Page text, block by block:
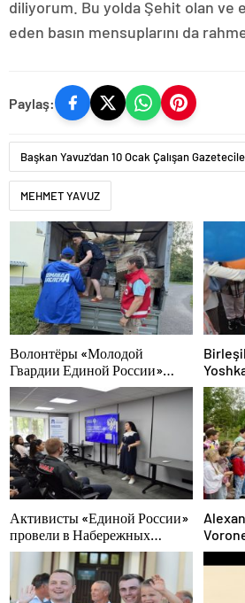
diliyorum. Bu yolda Şehit olan ve
eden basın mensuplarını da
Paylaş:
Başkan Yavuz'dan 10 Ocak Çalışan
MEHMET YAVUZ
Волонтёры «Молодой
Гвардии Единой России»
ликвидируют последствия
паводков на Урале и Дальнем
Востоке
Активисты «Единой России»
провели в Набережных
Челнах просветительские
мероприятия для молодых
специалистов КАМАЗа